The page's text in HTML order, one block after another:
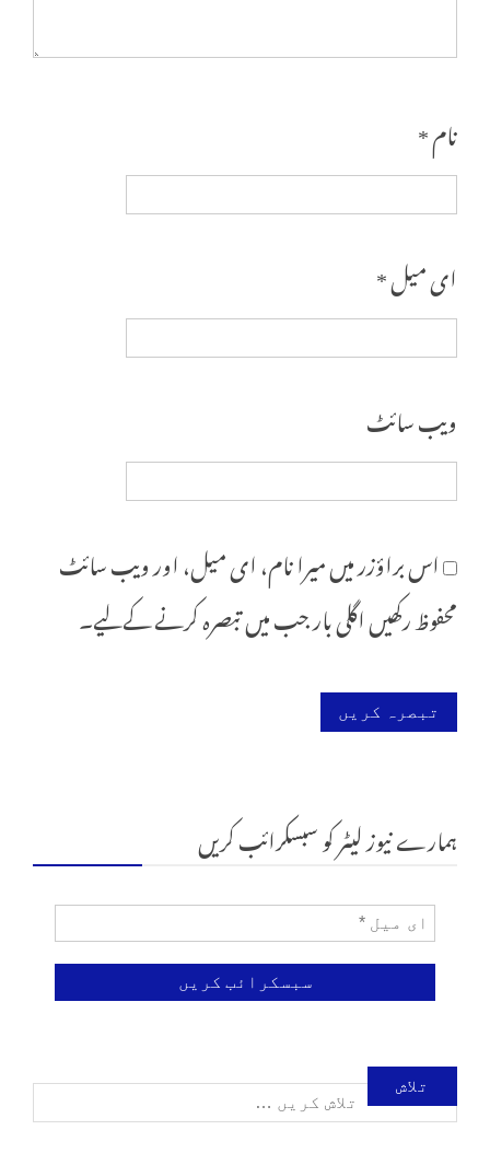
نام*
ای میل*
ویب‌ سائٹ
اس براؤزر میں میرا نام، ای میل، اور ویب سائٹ
محفوظ رکھیں اگلی بار جب میں تبصرہ کرنے کےلیے۔
ہمارے نیوز لیٹر کو سبسکرائب کریں
تلاش